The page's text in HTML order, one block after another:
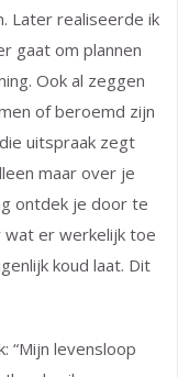
Later realiseerde ik
gaat om plannen
Ook al zeggen
of beroemd zijn
uitspraak zegt
maar over je
ontdek je door te
wat er werkelijk toe
koud laat. Dit
“Mijn levensloop